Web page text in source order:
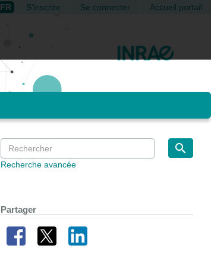
FR S'inscrire Se connecter Accueil portail
Recherche avancée
Partager